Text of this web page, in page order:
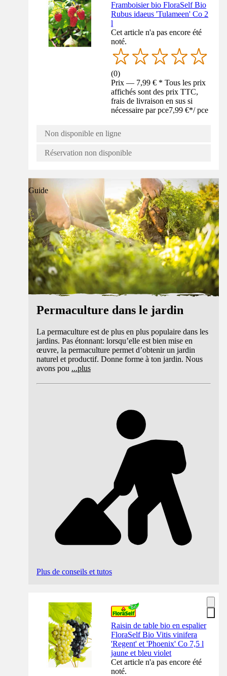
Framboisier bio FloraSelf Bio
Rubus idaeus 'Tulameen' Co 2
l
Cet article n'a pas encore été
noté.
(0)
Prix — 7,99 € * Tous les prix
affichés sont des prix TTC,
frais de livraison en sus si
nécessaire par pce7,99 €*/ pce
Non disponible en ligne
Réservation non disponible
Guide
Permaculture dans le jardin
La permaculture est de plus en plus populaire dans les
jardins. Pas étonnant: lorsqu’elle est bien mise en
œuvre, la permaculture permet d’obtenir un jardin
naturel et productif. Donne forme à ton jardin. Nous
avons pou ...plus
Plus de conseils et tutos
Raisin de table bio en espalier
FloraSelf Bio Vitis vinifera
'Regent' et 'Phoenix' Co 7,5 l
jaune et bleu violet
Cet article n'a pas encore été
noté.